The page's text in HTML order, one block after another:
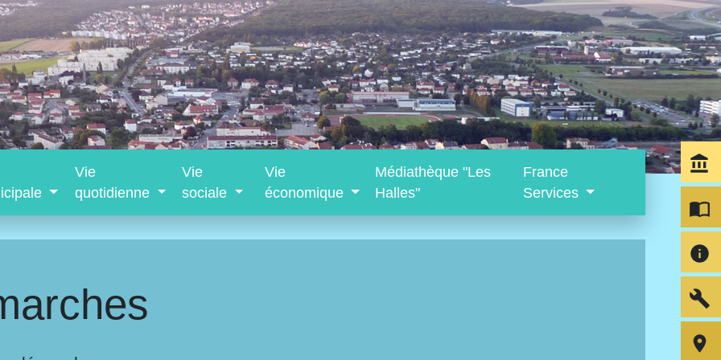
Vie
quotidienne
Vie
sociale
Vie
économique
Médiathèque "Les
Halles"
France
Services
account_balance
import_contacts
info
build
room